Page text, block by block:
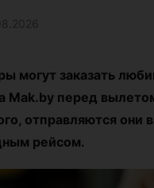
могут заказать
Mak.by перед
отправляются они
рейсом.